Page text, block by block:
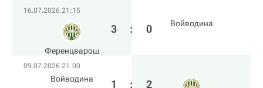
16.07.2026 21:15
Ференцварош
3 : 0 Войводина
09.07.2026 21:00
Войводина 1 : 2